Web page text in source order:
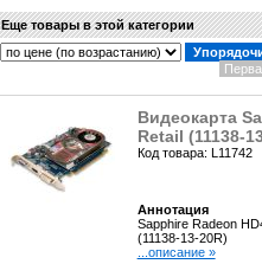
Еще товары в этой категории
Видеокарта
Retail (11138-
Код товара: L11742
Аннотация
Sapphire Radeon
(11138-13-20R)
...описание »